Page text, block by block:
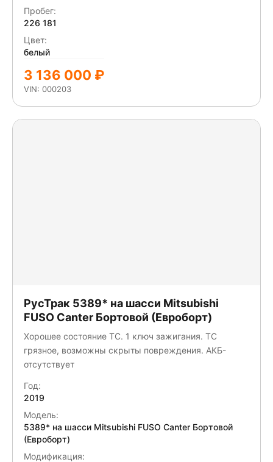
Пробег:
226 181
Цвет:
белый
3 136 000 ₽
VIN: 000203
РусТрак 5389* на шасси Mitsubishi
FUSO Canter Бортовой (Евроборт)
Хорошее состояние ТС. 1 ключ зажигания. ТС
грязное, возможны скрыты повреждения. АКБ-
отсутствует
Год:
2019
Модель:
5389* на шасси Mitsubishi FUSO Canter Бортовой
(Евроборт)
Модификация: